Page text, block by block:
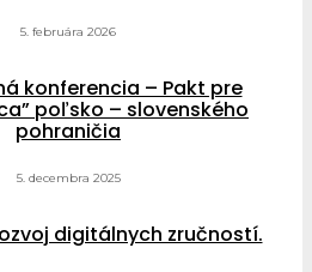
5. februára 2026
konferencia – Pakt pre
poľsko – slovenského
pohraničia
5. decembra 2025
digitálnych zručností.